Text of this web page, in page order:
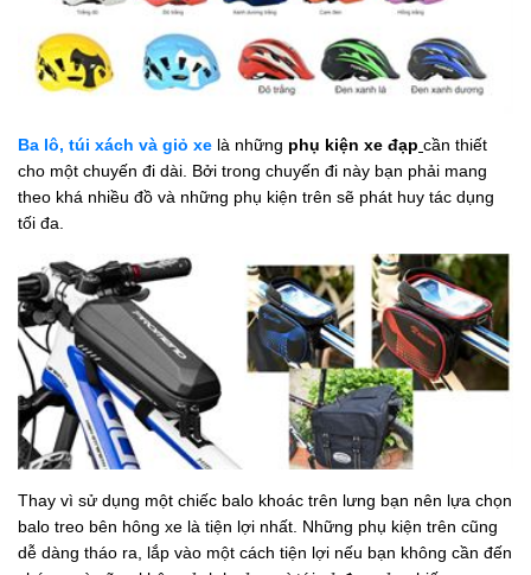
Ba lô, túi xách và giỏ xe là những phụ kiện xe đạp cần thiết
cho một chuyến đi dài. Bởi trong chuyến đi này bạn phải mang
theo khá nhiều đồ và những phụ kiện trên sẽ phát huy tác dụng
tối đa.
Thay vì sử dụng một chiếc balo khoác trên lưng bạn nên lựa chọn
balo treo bên hông xe là tiện lợi nhất. Những phụ kiện trên cũng
dễ dàng tháo ra, lắp vào một cách tiện lợi nếu bạn không cần đến